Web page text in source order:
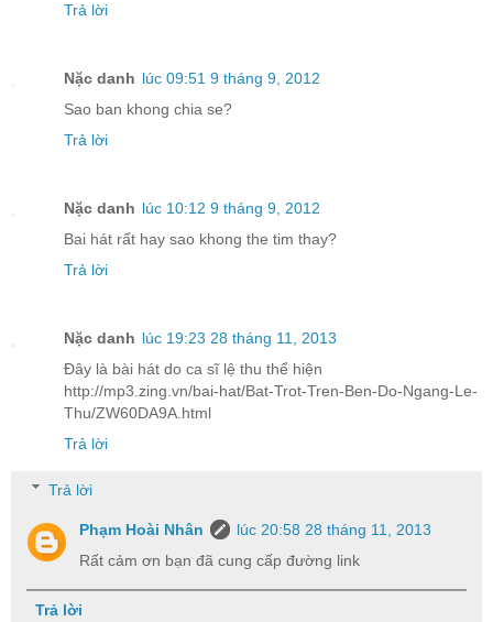
Trả lời
Nặc danh lúc 09:51 9 tháng 9, 2012
Sao ban khong chia se?
Trả lời
Nặc danh lúc 10:12 9 tháng 9, 2012
Bai hát rất hay sao khong the tim thay?
Trả lời
Nặc danh lúc 19:23 28 tháng 11, 2013
Đây là bài hát do ca sĩ lệ thu thể hiện
http://mp3.zing.vn/bai-hat/Bat-Trot-Tren-Ben-Do-Ngang-Le-
Thu/ZW60DA9A.html
Trả lời
Trả lời
Phạm Hoài Nhân
lúc 20:58 28 tháng 11, 2013
Rất cảm ơn bạn đã cung cấp đường link
Trả lời